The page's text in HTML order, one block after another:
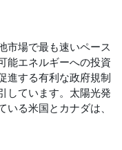
市場で最も速いペース
能エネルギーへの投資
進する有利な政府規制
しています。太陽光発
る米国とカナダは、